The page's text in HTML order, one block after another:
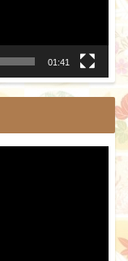
01:41